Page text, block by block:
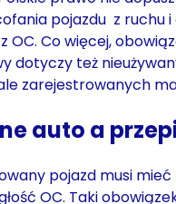
pojazdu z ruchu
OC. Co więcej,
dotyczy też
zarejestrowanych
auto a
pojazd musi mieć
OC. Taki